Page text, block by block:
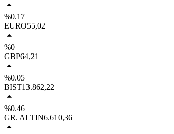
%0.17
EURO55,02
%0
GBP64,21
%0.05
BIST13.862,22
%0.46
GR. ALTIN6.610,36